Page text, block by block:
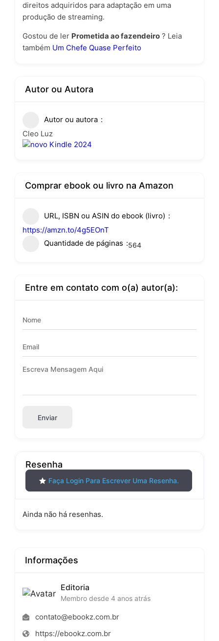
direitos adquiridos para adaptação em uma
produção de streaming.
Gostou de ler Prometida ao fazendeiro ? Leia
também Um Chefe Quase Perfeito
Autor ou Autora
Autor ou autora
Cleo Luz
Comprar ebook ou livro na Amazon
URL, ISBN ou ASIN do ebook (livro)
https://amzn.to/4g5EOnT
Quantidade de páginas
564
Entre em contato com o(a) autor(a):
Enviar
Resenha
Faça Login Para Escrever Uma Resenha.
Ainda não há resenhas.
Informações
Editoria
Membro desde 4 anos atrás
contato@ebookz.com.br
https://ebookz.com.br